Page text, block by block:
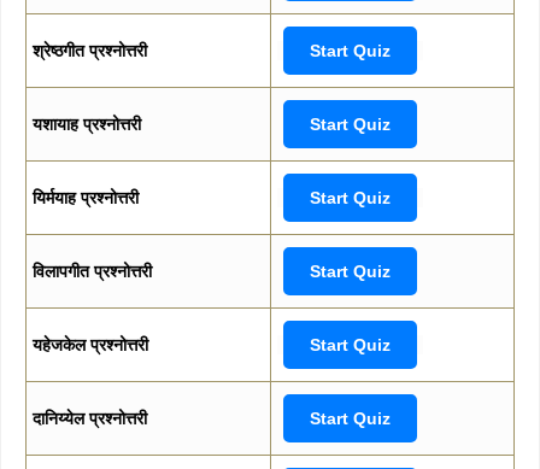
श्रेष्ठगीत प्रश्नोत्तरी Start Quiz
यशायाह प्रश्नोत्तरी Start Quiz
यिर्मयाह प्रश्नोत्तरी Start Quiz
विलापगीत प्रश्नोत्तरी Start Quiz
यहेजकेल प्रश्नोत्तरी Start Quiz
दानिय्येल प्रश्नोत्तरी Start Quiz